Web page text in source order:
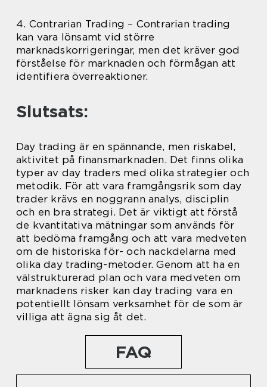
4. Contrarian Trading – Contrarian trading
kan vara lönsamt vid större
marknadskorrigeringar, men det kräver god
förståelse för marknaden och förmågan att
identifiera överreaktioner.
Slutsats:
Day trading är en spännande, men riskabel,
aktivitet på finansmarknaden. Det finns olika
typer av day traders med olika strategier och
metodik. För att vara framgångsrik som day
trader krävs en noggrann analys, disciplin
och en bra strategi. Det är viktigt att förstå
de kvantitativa mätningar som används för
att bedöma framgång och att vara medveten
om de historiska för- och nackdelarna med
olika day trading-metoder. Genom att ha en
välstrukturerad plan och vara medveten om
marknadens risker kan day trading vara en
potentiellt lönsam verksamhet för de som är
villiga att ägna sig åt det.
FAQ